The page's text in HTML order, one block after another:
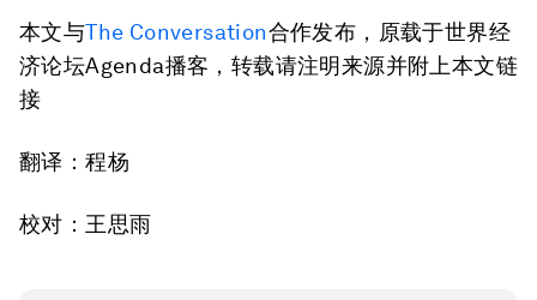
本文与The Conversation合作发布，原载于世界经
济论坛Agenda播客，转载请注明来源并附上本文链
接
翻译：程杨
校对：王思雨